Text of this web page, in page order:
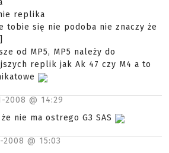
replika
tobie się nie podoba nie znaczy że
od MP5, MP5 należy do
replik jak Ak 47 czy M4 a to
2008 @ 14:29
nie ma ostrego G3 SAS
2008 @ 15:03